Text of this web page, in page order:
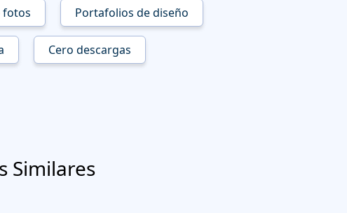
fotos Portafolios de diseño
Cero descargas
Similares